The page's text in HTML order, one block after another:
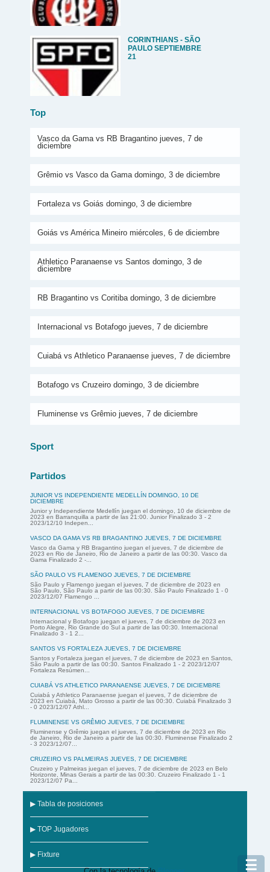
CORINTHIANS - SÃO
PAULO SEPTIEMBRE
21
Top
Vasco da Gama vs RB Bragantino jueves, 7 de
diciembre
Grêmio vs Vasco da Gama domingo, 3 de diciembre
Fortaleza vs Goiás domingo, 3 de diciembre
Goiás vs América Mineiro miércoles, 6 de diciembre
Athletico Paranaense vs Santos domingo, 3 de
diciembre
RB Bragantino vs Coritiba domingo, 3 de diciembre
Internacional vs Botafogo jueves, 7 de diciembre
Cuiabá vs Athletico Paranaense jueves, 7 de diciembre
Botafogo vs Cruzeiro domingo, 3 de diciembre
Fluminense vs Grêmio jueves, 7 de diciembre
Sport
Partidos
JUNIOR VS INDEPENDIENTE MEDELLÍN DOMINGO, 10 DE
DICIEMBRE
Junior y Independiente Medellín juegan el domingo, 10 de diciembre de
2023 en Barranquilla a partir de las 21:00. Junior Finalizado 3 - 2
2023/12/10 Indepen...
VASCO DA GAMA VS RB BRAGANTINO JUEVES, 7 DE DICIEMBRE
Vasco da Gama y RB Bragantino juegan el jueves, 7 de diciembre de
2023 en Rio de Janeiro, Rio de Janeiro a partir de las 00:30. Vasco da
Gama Finalizado 2 -...
SÃO PAULO VS FLAMENGO JUEVES, 7 DE DICIEMBRE
São Paulo y Flamengo juegan el jueves, 7 de diciembre de 2023 en
São Paulo, São Paulo a partir de las 00:30. São Paulo Finalizado 1 - 0
2023/12/07 Flamengo ...
INTERNACIONAL VS BOTAFOGO JUEVES, 7 DE DICIEMBRE
Internacional y Botafogo juegan el jueves, 7 de diciembre de 2023 en
Porto Alegre, Rio Grande do Sul a partir de las 00:30. Internacional
Finalizado 3 - 1 2...
SANTOS VS FORTALEZA JUEVES, 7 DE DICIEMBRE
Santos y Fortaleza juegan el jueves, 7 de diciembre de 2023 en Santos,
São Paulo a partir de las 00:30. Santos Finalizado 1 - 2 2023/12/07
Fortaleza Resúmen...
CUIABÁ VS ATHLETICO PARANAENSE JUEVES, 7 DE DICIEMBRE
Cuiabá y Athletico Paranaense juegan el jueves, 7 de diciembre de
2023 en Cuiabá, Mato Grosso a partir de las 00:30. Cuiabá Finalizado 3
- 0 2023/12/07 Athl...
FLUMINENSE VS GRÊMIO JUEVES, 7 DE DICIEMBRE
Fluminense y Grêmio juegan el jueves, 7 de diciembre de 2023 en Rio
de Janeiro, Rio de Janeiro a partir de las 00:30. Fluminense Finalizado 2
- 3 2023/12/07...
CRUZEIRO VS PALMEIRAS JUEVES, 7 DE DICIEMBRE
Cruzeiro y Palmeiras juegan el jueves, 7 de diciembre de 2023 en Belo
Horizonte, Minas Gerais a partir de las 00:30. Cruzeiro Finalizado 1 - 1
2023/12/07 Pa...
☰
▶ Tabla de posiciones
▶ TOP Jugadores
▶ Fixture